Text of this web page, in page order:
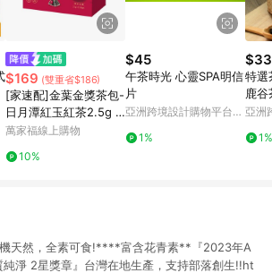
$169 (雙重省$186)
[家速配]金葉金獎茶包-
日月潭紅玉紅茶2.5g X
15
萬家福線上購物
10%
$45
午茶時光 心靈SPA明信
片
亞洲跨境設計購物平台
1%
特選
鹿
| 醇
亞洲
1%
天然，全素可食!****富含花青素**『2023年A
純淨 2星獎章』台灣在地生產，支持部落創生!!ht